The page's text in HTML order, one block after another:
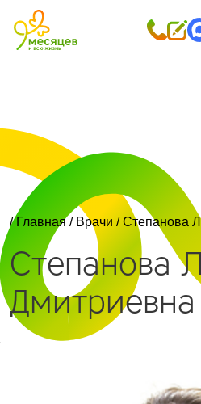
/Главная/ Врачи / Степанова
Степанова
Дмитриевна